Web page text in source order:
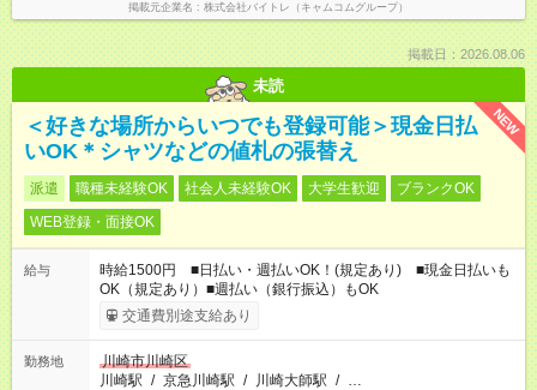
掲載元企業名 株式会社バイトレ（キャムコムグループ）
掲載日：2026.08.06
未読
NEW
＜好きな場所からいつでも登録可能＞現金日払
いOK＊シャツなどの値札の張替え
派遣 職種未経験OK 社会人未経験OK 大学生歓迎
ブランクOK
WEB登録・面接OK
給与
時給1500円 ■日払い・週払いOK！(規定あり) ■現金日払いも
OK（規定あり）■週払い（銀行振込）もOK
交通費別途支給あり
勤務地
川崎市川崎区
川崎駅 / 京急川崎駅 / 川崎大師駅 / …